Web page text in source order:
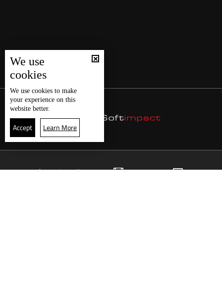
24
We use
cookies
We use cookies to make
your experience on this
website better.
Accept Learn More
موقع البرامج الجدول البث المباشر